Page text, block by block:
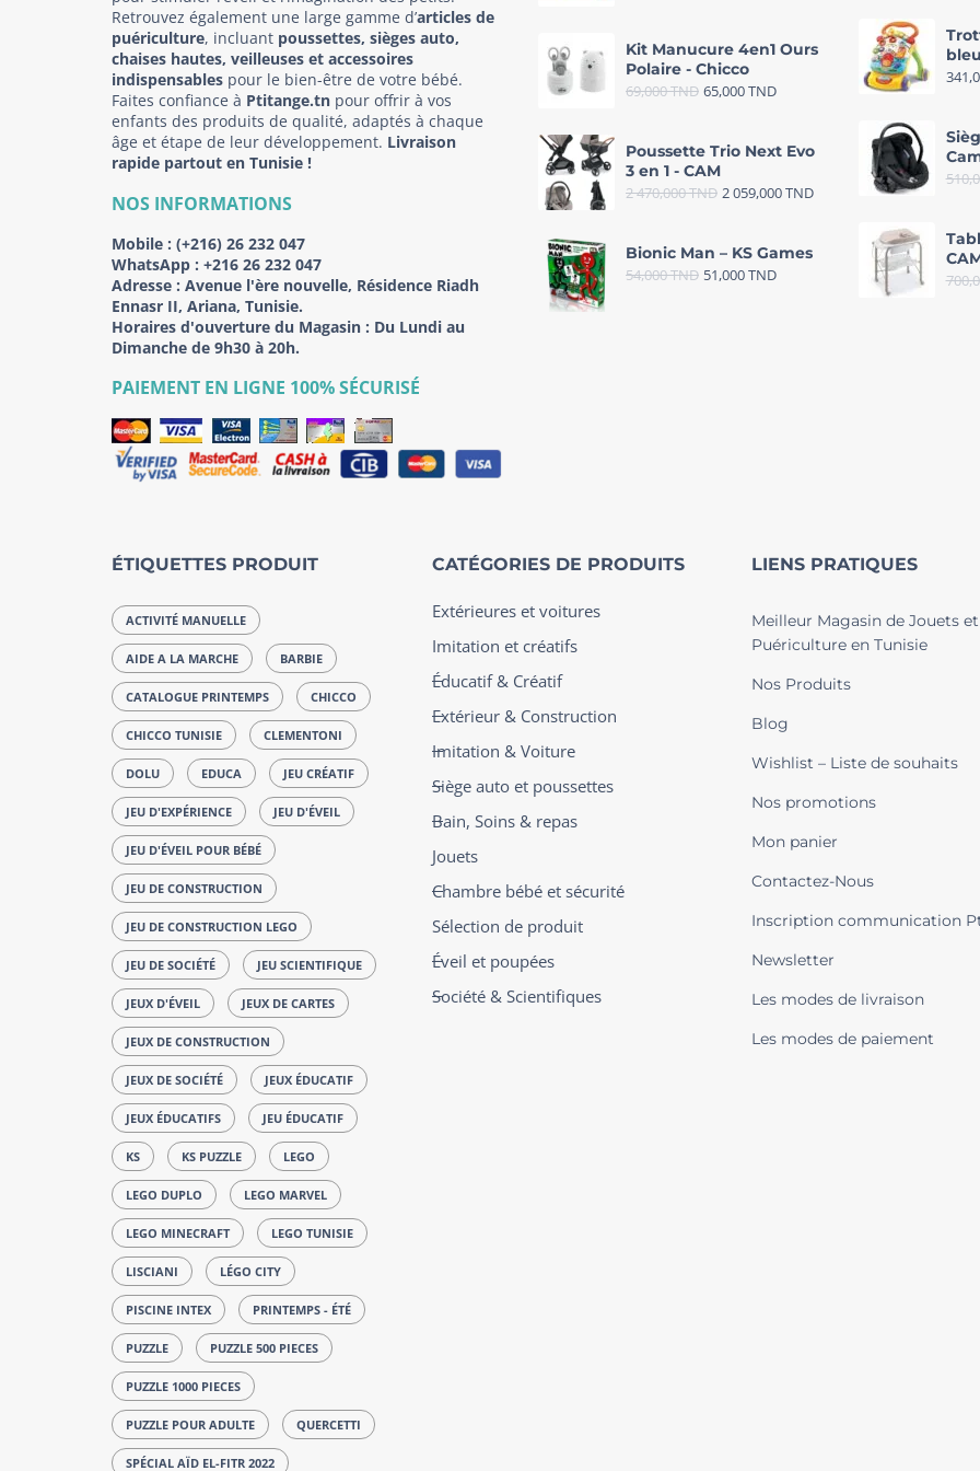
Retrouvez également une large gamme d’articles de
puériculture, incluant poussettes, sièges auto,
chaises hautes, veilleuses et accessoires
indispensables pour le bien-être de votre bébé.
Faites confiance à Ptitange.tn pour offrir à vos
enfants des produits de qualité, adaptés à chaque
âge et étape de leur développement. Livraison
rapide partout en Tunisie !
NOS INFORMATIONS
Mobile : (+216) 26 232 047
WhatsApp : +216 26 232 047
Adresse : Avenue l'ère nouvelle, Résidence Riadh
Ennasr II, Ariana, Tunisie.
Horaires d'ouverture du Magasin : Du Lundi au
Dimanche de 9h30 à 20h.
PAIEMENT EN LIGNE 100% SÉCURISÉ
Kit Manucure 4en1 Ours
Polaire - Chicco
69,000TND 65,000TND
Poussette Trio Next Evo
3 en 1 - CAM
2 470,000TND 2 059,000TND
Bionic Man – KS Games
54,000TND 51,000TND
ÉTIQUETTES PRODUIT
ACTIVITÉ MANUELLE
AIDE A LA MARCHE BARBIE
CATALOGUE PRINTEMPS CHICCO
CHICCO TUNISIE CLEMENTONI
DOLU EDUCA JEU CRÉATIF
JEU D'EXPÉRIENCE JEU D'ÉVEIL
JEU D'ÉVEIL POUR BÉBÉ
JEU DE CONSTRUCTION
JEU DE CONSTRUCTION LEGO
JEU DE SOCIÉTÉ JEU SCIENTIFIQUE
JEUX D'ÉVEIL JEUX DE CARTES
JEUX DE CONSTRUCTION
JEUX DE SOCIÉTÉ JEUX ÉDUCATIF
JEUX ÉDUCATIFS JEU ÉDUCATIF
KS KS PUZZLE LEGO
LEGO DUPLO LEGO MARVEL
LEGO MINECRAFT LEGO TUNISIE
LISCIANI LÉGO CITY
PISCINE INTEX PRINTEMPS - ÉTÉ
PUZZLE PUZZLE 500 PIECES
PUZZLE 1000 PIECES
PUZZLE POUR ADULTE QUERCETTI
SPÉCIAL AÏD EL-FITR 2022
CATÉGORIES DE PRODUITS
Extérieures et voitures
Imitation et créatifs
Éducatif & Créatif
Extérieur & Construction
Imitation & Voiture
Siège auto et poussettes
Bain, Soins & repas
Jouets
Chambre bébé et sécurité
Sélection de produit
Éveil et poupées
Société & Scientifiques
LIENS PRATIQUES
Meilleur Magasin de Jouets et
Puériculture en Tunisie
Nos Produits
Blog
Wishlist – Liste de souhaits
Nos promotions
Mon panier
Contactez-Nous
Inscription communication
Newsletter
Les modes de livraison
Les modes de paiement